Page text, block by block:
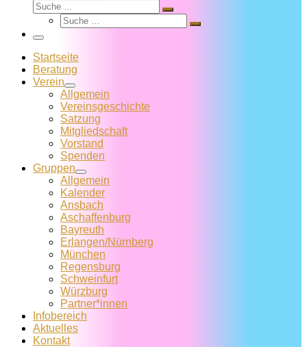
Suche
Suche
Suche
Suche
Menü
Startseite
Beratung
Verein
Allgemein
Vereins­geschichte
Satzung
Mitglied­schaft
Vorstand
Spenden
Gruppen
Allgemein
Kalender
Ansbach
Aschaffenburg
Bayreuth
Erlangen/Nürnberg
München
Regensburg
Schweinfurt
Würzburg
Partner*innen
Infobereich
Aktuelles
Kontakt